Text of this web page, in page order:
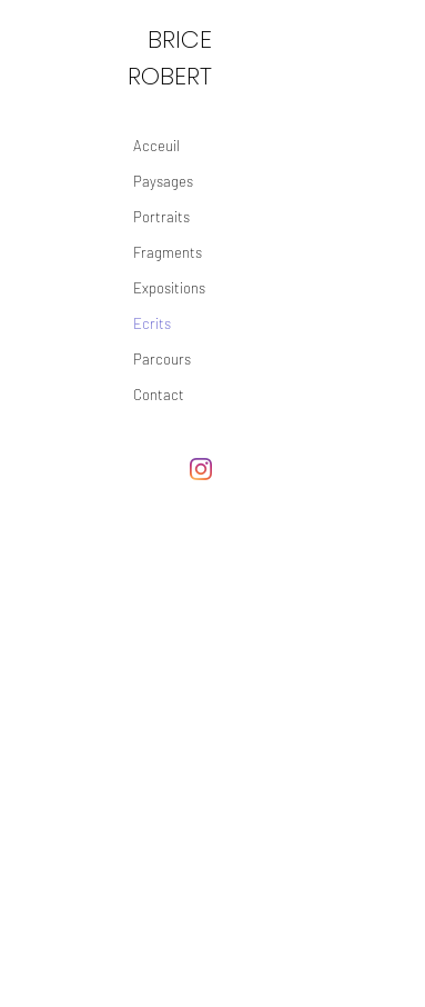
BRICE
ROBERT
Acceuil
Paysages
Portraits
Fragments
Expositions
Ecrits
Parcours
Contact